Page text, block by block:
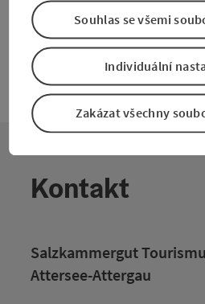
Kontakt
Salzkammergut
Attersee-Attergau
Zakázat všechny
Individuální
Souhlas se všemi